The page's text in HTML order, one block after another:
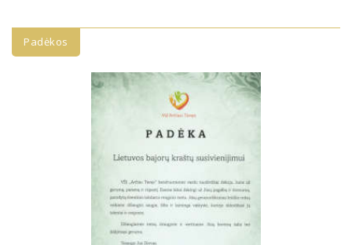
Padėkos